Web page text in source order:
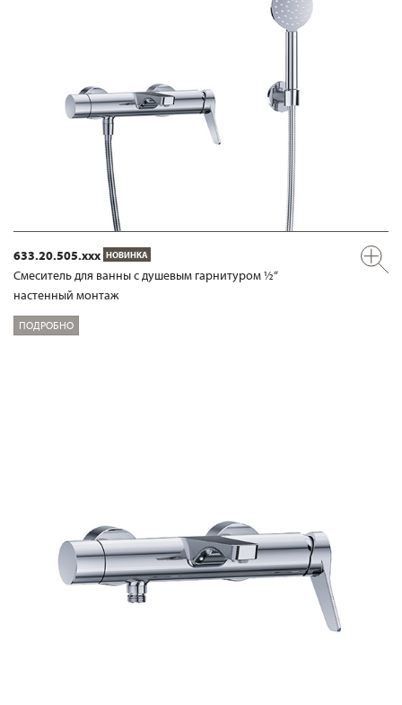
633.20.505.xxx НОВИНКА
Смеситель для ванны с душевым гарнитуром ½“
настенный монтаж
ПОДРОБНО